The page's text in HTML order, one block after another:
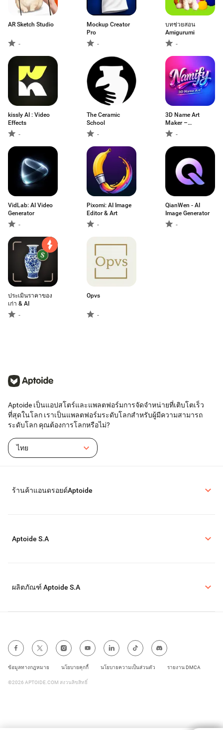
AR Sketch Studio
-
Mockup Creator
Pro
-
บทช่วยสอน
Amigurumi
-
kissly AI : Video
Effects
-
The Ceramic
School
-
3D Name Art
Maker –
Namify.art
-
VidLab: AI Video
Generator
-
Pixomi: AI Image
Editor & Art
-
QianWen - AI
Image Generator
-
ประเมินราคาของ
เก่า & AI
-
Opvs
-
Aptoide เป็นแอปสโตร์และแพลตฟอร์มการจัดจำหน่ายที่เติบโตเร็ว
ที่สุดในโลก เราเป็นแพลตฟอร์มระดับโลกสำหรับผู้มีความสามารถ
ระดับโลก คุณต้องการโลกหรือไม่?
ไทย
ร้านค้าแอนดรอยด์Aptoide
Aptoide S.A
ผลิตภัณฑ์ Aptoide S.A
ข้อมูลทางกฎหมาย นโยบายคุกกี้ นโยบายความเป็นส่วนตัว รายงาน DMCA
©2026 APTOIDE.COM สงวนลิขสิทธิ์